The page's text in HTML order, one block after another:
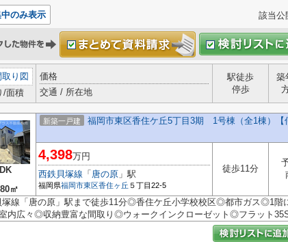
のみ表示 該当公
り図
/面積
価格
交通 / 所在地
駅徒歩
停歩
築
㎡
新築一戸建 福岡市東区香住ケ丘5丁目3期 1号棟（全1棟）【
4,398万円
西鉄貝塚線 「 唐の原 」駅
福岡県福岡市東区香住ヶ丘 ５丁目22-5
徒歩11分
線「唐の原」駅まで徒歩11分◎香住ケ丘小学校校区◎都市ガス◎1階
内広々◎収納豊富な間取り◎ウォークインクローゼット◎フラット